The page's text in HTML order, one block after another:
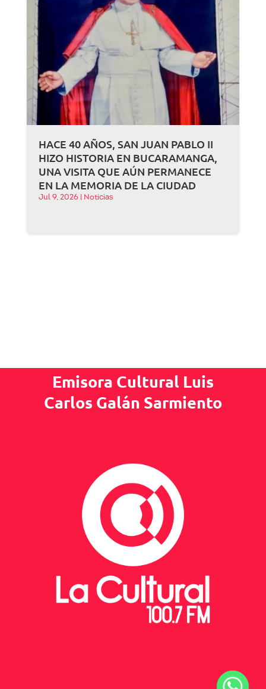
HACE 40 AÑOS, SAN JUAN PABLO II
HIZO HISTORIA EN BUCARAMANGA,
UNA VISITA QUE AÚN PERMANECE
EN LA MEMORIA DE LA CIUDAD
Jul 9, 2026 Noticias
Emisora Cultural Luis
Carlos Galán Sarmiento